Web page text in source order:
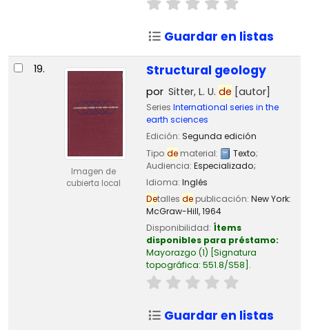
Guardar en listas
19.
Imagen de
cubierta local
Structural geology
por Sitter, L. U. de [autor]
Series International series in the
earth sciences
Edición: Segunda edición
Tipo dematerial: Texto;
Audiencia: Especializado;
Idioma: Inglés
Detalles depublicación: New York:
McGraw-Hill,1964
Disponibilidad: Ítems
disponibles para préstamo:
Mayorazgo (1) Signatura
topográfica: 551.8/S58 .
Guardar en listas